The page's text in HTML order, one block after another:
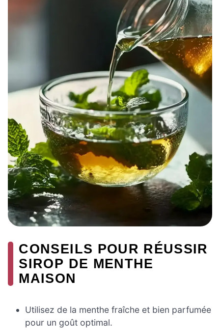
CONSEILS POUR RÉUSSIR
SIROP DE MENTHE
MAISON
Utilisez de la menthe fraîche et bien parfumée
pour un goût optimal.